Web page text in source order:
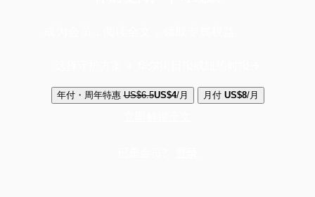
年付・周年特惠 US$6.5US$4/月 月付 US$8/月